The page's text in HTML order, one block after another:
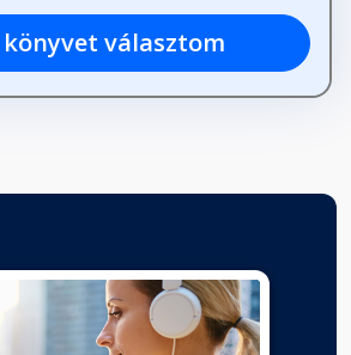
könyvet választom